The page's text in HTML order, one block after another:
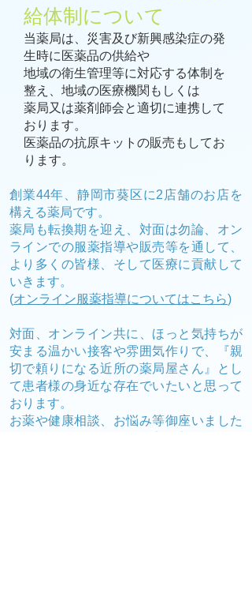
給体制について
当薬局は、災害及び新興感染症の発
生時に医薬品の供給や
地域の衛生管理等に対応する体制を
整え、地域の医療機関もしくは
薬局又は薬剤師会と適切に連携して
おります。
医薬品の抗原キットの販売もしてお
ります。
創業44年、静岡市葵区に2店舗のお店を
構える薬局です。
薬局も転換期を迎え、対面は勿論、オン
ラインでの服薬指導や販売等を通して、
より多くの皆様、そして医療に貢献して
いきます。
(オンライン服薬指導についてはこちら)
対面、オンライン共に、ほっと気持ちが
安まる温かい接客や雰囲気作りで、『親
切で頼りになる近所の薬局屋さん』とし
て患者様の身近な存在でいたいと思って
おります。
お薬や健康相談、お悩み等御座いました